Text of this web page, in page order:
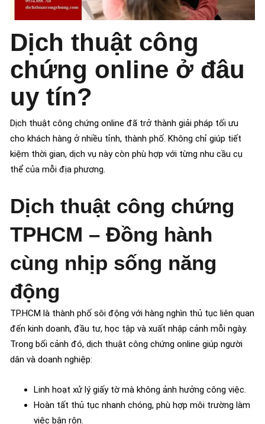
Dịch thuật công
chứng online ở đâu
uy tín?
Dịch thuật công chứng online đã trở thành giải pháp tối ưu
cho khách hàng ở nhiều tỉnh, thành phố. Không chỉ giúp tiết
kiệm thời gian, dịch vụ này còn phù hợp với từng nhu cầu cụ
thể của mỗi địa phương.
Dịch thuật công chứng
TPHCM – Đồng hành
cùng nhịp sống năng
động
TP.HCM là thành phố sôi động với hàng nghìn thủ tục liên quan
đến kinh doanh, đầu tư, học tập và xuất nhập cảnh mỗi ngày.
Trong bối cảnh đó, dịch thuật công chứng online giúp người
dân và doanh nghiệp:
Linh hoạt xử lý giấy tờ mà không ảnh hưởng công việc.
Hoàn tất thủ tục nhanh chóng, phù hợp môi trường làm
việc bận rộn.